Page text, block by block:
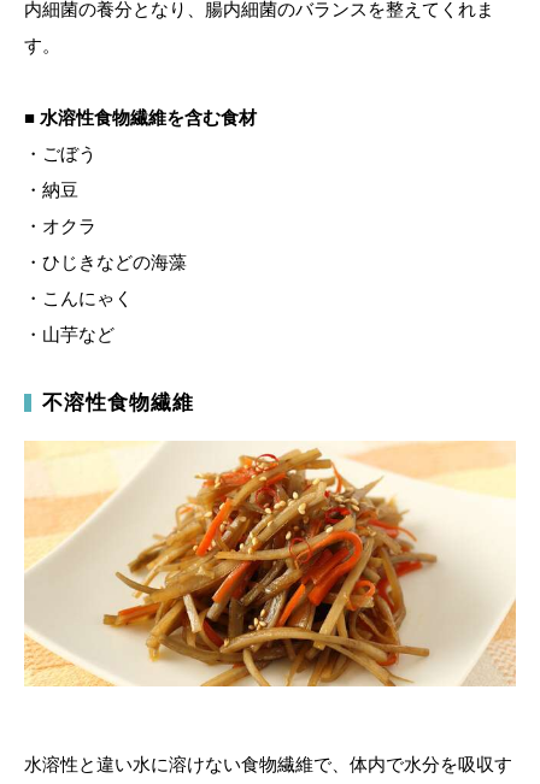
内細菌の養分となり、腸内細菌のバランスを整えてくれま
す。
■ 水溶性食物繊維を含む食材
・ごぼう
・納豆
・オクラ
・ひじきなどの海藻
・こんにゃく
・山芋など
不溶性食物繊維
水溶性と違い水に溶けない食物繊維で、体内で水分を吸収す